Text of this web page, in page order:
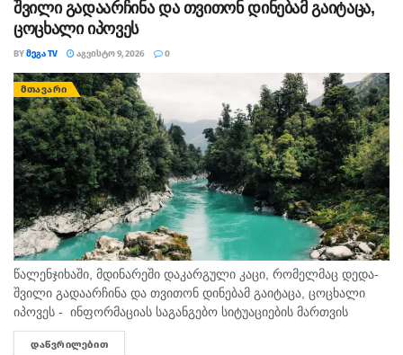
შვილი გადაარჩინა და თვითონ დინებამ გაიტაცა,
ცოცხალი იპოვეს
BYᲛᲔᲒᲐ TV ᲐᲒᲕᲘᲡᲢᲝ 9, 2026 0
ᲛᲗᲐᲕᲐᲠᲘ
წალენჯიხაში, მდინარეში დაკარგული კაცი, რომელმაც დედა-
შვილი გადაარჩინა და თვითონ დინებამ გაიტაცა, ცოცხალი
იპოვეს - ინფორმაციას საგანგებო სიტუაციების მართვის
სამსახური ადასტურებს. მის სიცოცხლეს საფრთხე არ ემუქრება.
შემთხვევა წალენჯიხის მუნიციპალიტეტის სოფელ სქურში...
ᲓᲐᲬᲕᲠᲘᲚᲔᲑᲘᲗ